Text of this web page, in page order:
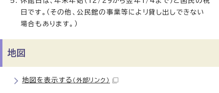
日です。（その他、公民館の事業等によリ貸し出しできない
場合もあります。）
地図
地図を表示する （外部リンク）